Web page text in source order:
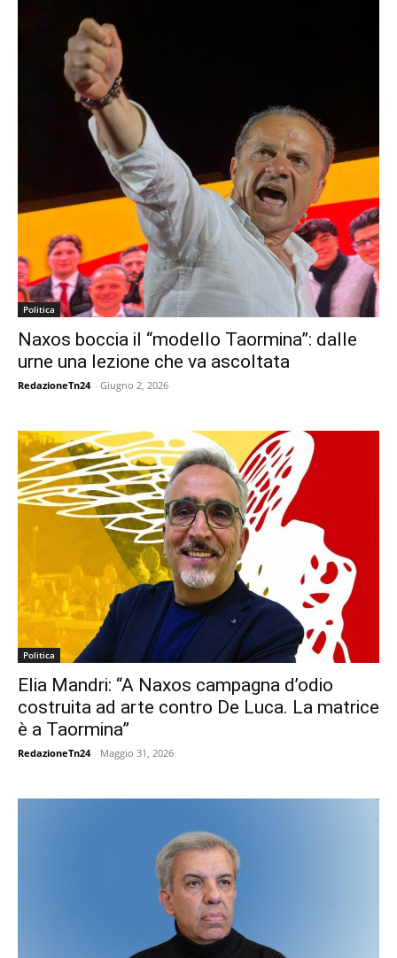
Politica
Naxos boccia il “modello Taormina”: dalle
urne una lezione che va ascoltata
RedazioneTn24 - Giugno 2, 2026
Politica
Elia Mandri: “A Naxos campagna d’odio
costruita ad arte contro De Luca. La matrice
è a Taormina”
RedazioneTn24 - Maggio 31, 2026